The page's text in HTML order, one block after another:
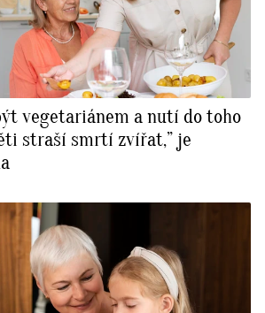
vegetariánem a nutí do toho
straší smrtí zvířat,” je